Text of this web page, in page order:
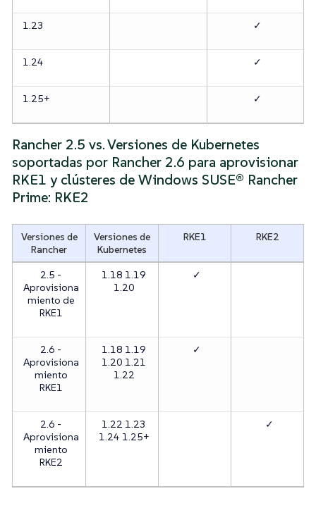
1.23 ✓
1.24 ✓
1.25+ ✓
Rancher 2.5 vs. Versiones de Kubernetes
soportadas por Rancher 2.6 para aprovisionar
RKE1 y clústeres de Windows SUSE® Rancher
Prime: RKE2
Versiones de
Rancher
Versiones de
Kubernetes
RKE1 RKE2
2.5 -
Aprovisiona
miento de
RKE1
1.18 1.19
1.20
✓
2.6 -
Aprovisiona
miento
RKE1
1.18 1.19
1.20 1.21
1.22
✓
2.6 -
Aprovisiona
miento
RKE2
1.22 1.23
1.24 1.25+
✓